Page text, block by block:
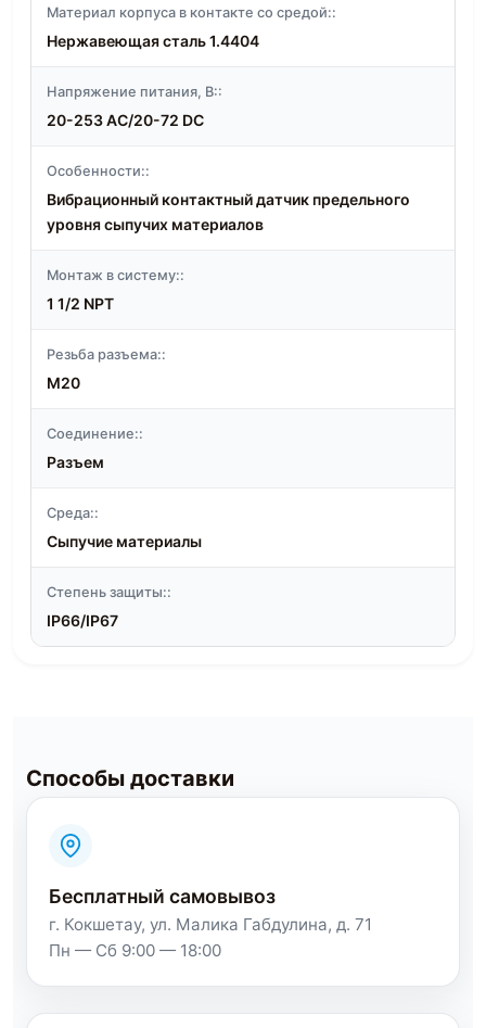
Материал корпуса в контакте со средой::
Нержавеющая сталь 1.4404
Напряжение питания, В::
20-253 AC/20-72 DC
Особенности::
Вибрационный контактный датчик предельного
уровня сыпучих материалов
Монтаж в систему::
1 1/2 NPT
Резьба разъема::
M20
Соединение::
Разъем
Среда::
Сыпучие материалы
Степень защиты::
IP66/IP67
Способы доставки
Бесплатный самовывоз
г. Кокшетау, ул. Малика Габдулина, д. 71
Пн — Сб 9:00 — 18:00